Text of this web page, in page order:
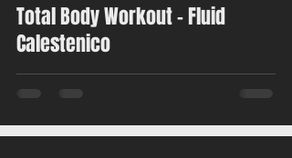
Total Body Workout - Fluid
Calestenico